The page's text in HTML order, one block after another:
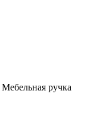
Мебельная ручка